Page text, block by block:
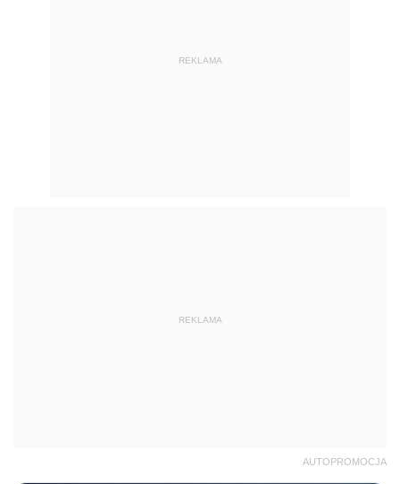
REKLAMA
REKLAMA
AUTOPROMOCJA